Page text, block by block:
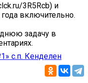
3R5Rcb) и
включительно.
задачу в
с.п. Кенделен